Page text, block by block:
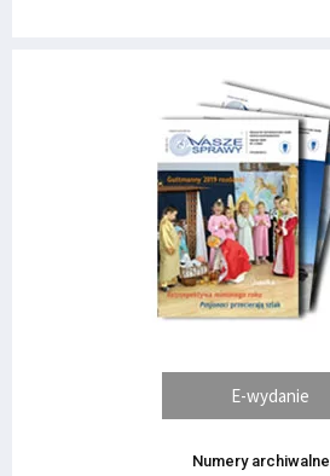
E-wydanie
Numery